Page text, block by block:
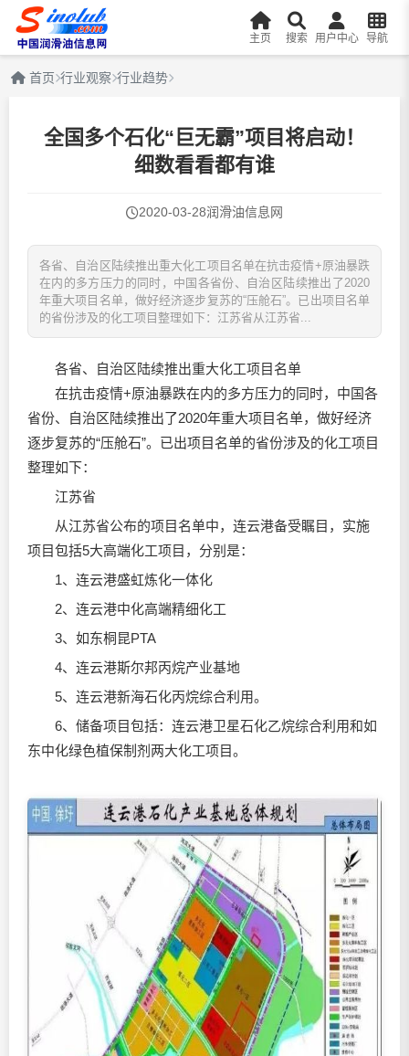
主页 搜索 用户中心 导航
首页 行业观察 行业趋势
全国多个石化“巨无霸”项目将启动！
细数看看都有谁
2020-03-28润滑油信息网
各省、自治区陆续推出重大化工项目名单在抗击疫情+原油暴跌
在内的多方压力的同时，中国各省份、自治区陆续推出了2020
年重大项目名单，做好经济逐步复苏的“压舱石”。已出项目名单
的省份涉及的化工项目整理如下：江苏省从江苏省...
各省、自治区陆续推出重大化工项目名单
在抗击疫情+原油暴跌在内的多方压力的同时，中国各
省份、自治区陆续推出了2020年重大项目名单，做好经济
逐步复苏的“压舱石”。已出项目名单的省份涉及的化工项目
整理如下：
江苏省
从江苏省公布的项目名单中，连云港备受瞩目，实施
项目包括5大高端化工项目，分别是：
1、连云港盛虹炼化一体化
2、连云港中化高端精细化工
3、如东桐昆PTA
4、连云港斯尔邦丙烷产业基地
5、连云港新海石化丙烷综合利用。
6、储备项目包括：连云港卫星石化乙烷综合利用和如
东中化绿色植保制剂两大化工项目。